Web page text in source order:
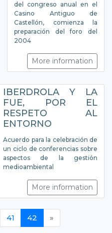
del congreso anual en el
Casino Antiguo de
Castellón, comienza la
preparación del foro del
2004
More information
IBERDROLA Y LA
FUE, POR EL
RESPETO AL
ENTORNO
Acuerdo para la celebración de
un ciclo de conferencias sobre
aspectos de la gestión
medioambiental
More information
41 42 »